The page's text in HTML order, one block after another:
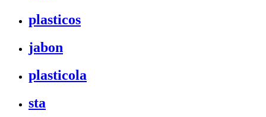
plasticos
jabon
plasticola
sta